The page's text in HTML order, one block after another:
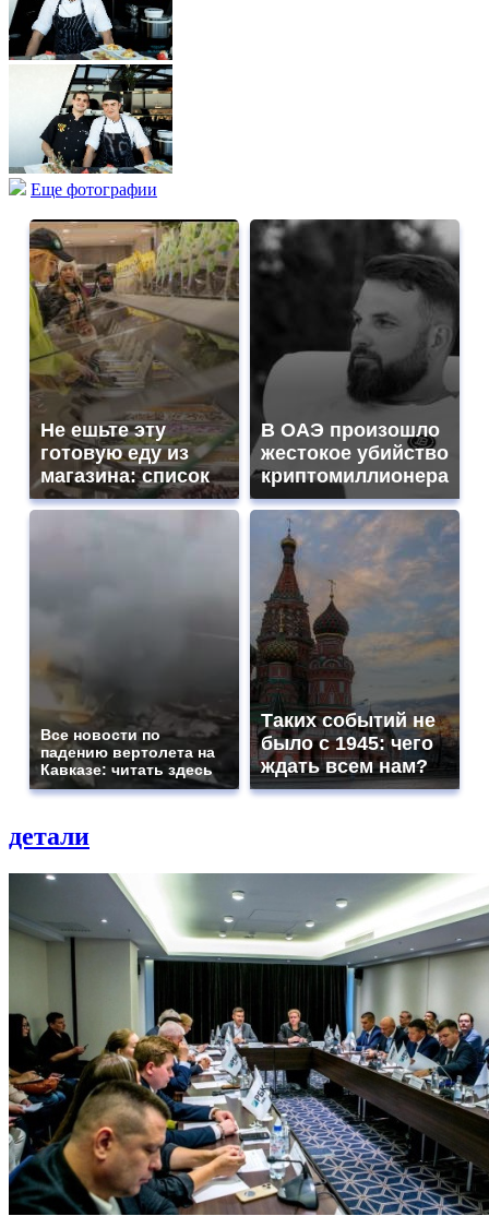
Еще фотографии
Не ешьте эту
готовую еду из
магазина: список
В ОАЭ произошло
жестокое убийство
криптомиллионера
Все новости по
падению вертолета на
Кавказе: читать здесь
Таких событий не
было с 1945: чего
ждать всем нам?
детали